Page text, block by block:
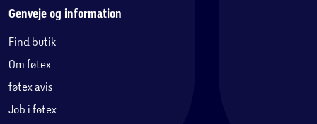
Genveje og information
Find butik
Om føtex
føtex avis
Job i føtex